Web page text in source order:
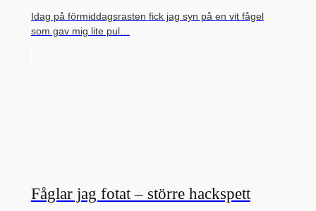
Idag på förmiddagsrasten fick jag syn på en vit fågel
som gav mig lite pul…
Fåglar jag fotat – större hackspett